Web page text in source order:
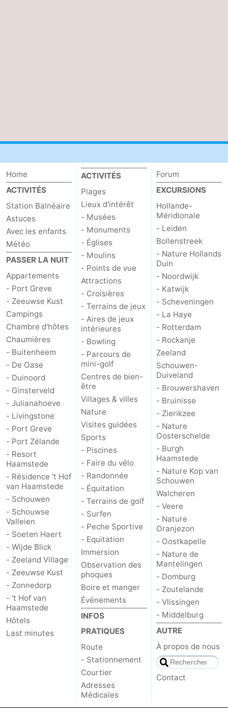
Home
ACTIVITÉS
Station Balnéaire
Astuces
Avec les enfants
Météo
PASSER LA NUIT
Appartements
- Port Greve
- Zeeuwse Kust
Campings
Chambre d'hôtes
Chaumières
- Buitenheem
- De Oase
- Duinoord
- Ginsterveld
- Julianahoeve
- Livingstone
- Port Greve
- Port Zélande
- Resort
Haamstede
- Résidence 't Hof
van Haamstede
- Schouwen
- Schouwse
Valleien
- Soeten Haert
- Wijde Blick
- Zeeland Village
- Zeeuwse Kust
- Zonnedorp
- ’t Hof van
Haamstede
Hôtels
Last minutes
ACTIVITÉS
Plages
Lieux d'intérêt
- Musées
- Monuments
- Églises
- Moulins
- Points de vue
Attractions
- Croisières
- Terrains de jeux
- Aires de jeux
intérieures
- Bowling
- Parcours de
mini-golf
Centres de bien-
être
Villages & villes
Nature
Visites guidées
Sports
- Piscines
- Faire du vélo
- Randonnée
- Équitation
- Terrains de golf
- Surfen
- Peche Sportive
- Equitation
Immersion
Observation des
phoques
Boire et manger
Événements
INFOS
PRATIQUES
Route
- Stationnement
Courtier
Adresses
Médicales
Forum
EXCURSIONS
Hollande-
Méridionale
- Leiden
Bollenstreek
- Nature Hollands
Duin
- Noordwijk
- Katwijk
- Scheveningen
- La Haye
- Rotterdam
- Rockanje
Zeeland
Schouwen-
Duiveland
- Brouwershaven
- Bruinisse
- Zierikzee
- Nature
Oosterschelde
- Burgh
Haamstede
- Nature Kop van
Schouwen
Walcheren
- Veere
- Nature
Oranjezon
- Oostkapelle
- Nature de
Mantelingen
- Domburg
- Zoutelande
- Vlissingen
- Middelburg
AUTRE
À propos de nous
Contact